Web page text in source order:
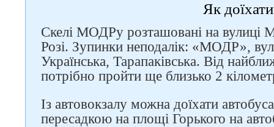
Як доїхати
Скелі МОДРу розташовані на вулиці
Розі. Зупинки неподалік: «МОДР»,
Українська, Тарапаківська. Від
потрібно пройти ще близько 2
Із автовокзалу можна доїхати
пересадкою на площі Горького на